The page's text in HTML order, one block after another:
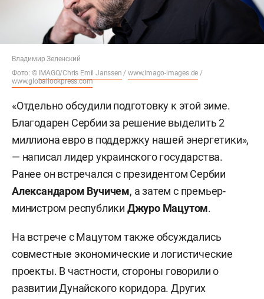
Владимир Зеленский
Фото: © IMAGO/Chris Emil Janssen /www.imago-images.de /
www.globallookpress.com
«Отдельно обсудили подготовку к этой зиме.
Благодарен Сербии за решение выделить 2
миллиона евро в поддержку нашей энергетики»,
— написал лидер украинского государства.
Ранее он встречался с президентом Сербии
Александаром Вучичем, а затем с премьер-
министром республики Джуро Мацутом.
На встрече с Мацутом также обсуждались
совместные экономические и логистические
проекты. В частности, стороны говорили о
развитии Дунайского коридора. Других